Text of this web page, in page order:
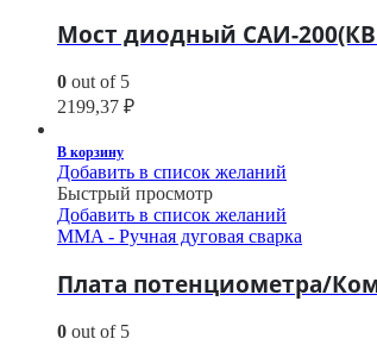
Мост диодный САИ-
0 out of 5
2199,37 ₽
В корзину
Добавить в список желаний
Быстрый просмотр
Добавить в список желаний
MMA - Ручная дуговая сварка
Плата потенциометра/
0 out of 5